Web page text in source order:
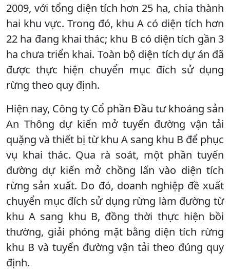
2009, với tổng diện tích hơn 25 ha, chia thành
hai khu vực. Trong đó, khu A có diện tích hơn
22 ha đang khai thác; khu B có diện tích gần 3
ha chưa triển khai. Toàn bộ diện tích dự án đã
được thực hiện chuyển mục đích sử dụng
rừng theo quy định.
Hiện nay, Công ty Cổ phần Đầu tư khoáng sản
An Thông dự kiến mở tuyến đường vận tải
quặng và thiết bị từ khu A sang khu B để phục
vụ khai thác. Qua rà soát, một phần tuyến
đường dự kiến mở chồng lấn vào diện tích
rừng sản xuất. Do đó, doanh nghiệp đề xuất
chuyển mục đích sử dụng rừng làm đường từ
khu A sang khu B, đồng thời thực hiện bồi
thường, giải phóng mặt bằng diện tích rừng
khu B và tuyến đường vận tải theo đúng quy
định.